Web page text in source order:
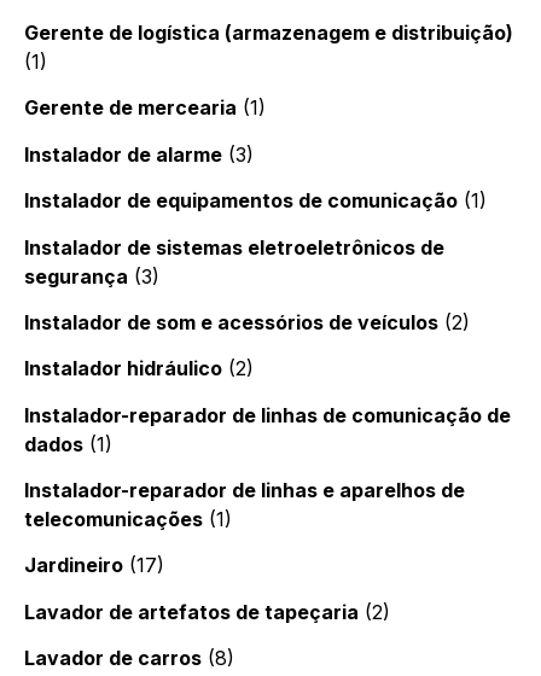
Gerente de logística (armazenagem e distribuição)
(1)
Gerente de mercearia (1)
Instalador de alarme (3)
Instalador de equipamentos de comunicação (1)
Instalador de sistemas eletroeletrônicos de
segurança (3)
Instalador de som e acessórios de veículos (2)
Instalador hidráulico (2)
Instalador-reparador de linhas de comunicação de
dados (1)
Instalador-reparador de linhas e aparelhos de
telecomunicações (1)
Jardineiro (17)
Lavador de artefatos de tapeçaria (2)
Lavador de carros (8)